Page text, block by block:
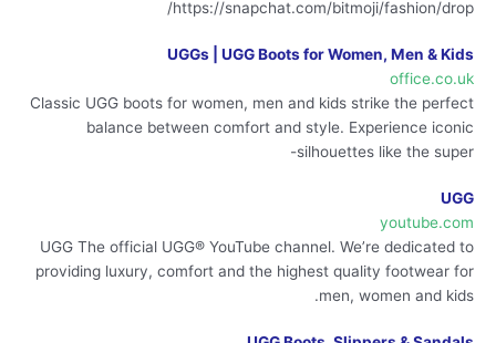
https://snapchat.com/bitmoji/fashion/drop/
UGGs | UGG Boots for Women, Men & Kids
office.co.uk
Classic UGG boots for women, men and kids strike the perfect
balance between comfort and style. Experience iconic
silhouettes like the super-
UGG
youtube.com
UGG The official UGG® YouTube channel. We’re dedicated to
providing luxury, comfort and the highest quality footwear for
men, women and kids.